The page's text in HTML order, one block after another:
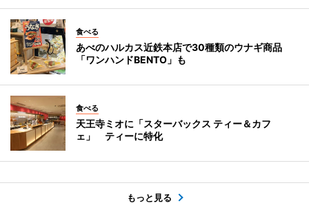
食べる
あべのハルカス近鉄本店で30種類のウナギ商品
「ワンハンドBENTO」も
食べる
天王寺ミオに「スターバックス ティー＆カフ
ェ」 ティーに特化
もっと見る